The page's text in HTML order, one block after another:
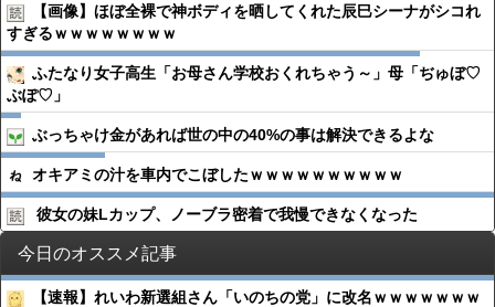
【画像】ほぼ全裸で神ボディを晒してくれた辰巳シーナがシコれ
すぎるｗｗｗｗｗｗｗｗ
ふたなり女子高生「お母さん学校おくれちゃう～」母「ぢゅぼ♡
ぶぽ♡」
ぶっちゃけ金があれば世の中の40%の事は解決できるよな
オキアミの汁を車内でこぼしたｗｗｗｗｗｗｗｗｗｗ
彼女の妹Lカップ、ノーブラ密着で我慢できなくなった
今日のオススメ記事
【速報】れいわ新選組さん「いのちの党」に改名ｗｗｗｗｗｗｗ